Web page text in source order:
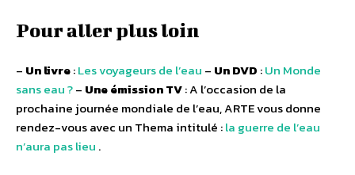
Pour aller plus loin
– Un livre:Les voyageurs de l’eau – Un DVD :Un Monde
sans eau ?– Une émission TV: A l’occasion de la
prochaine journée mondiale de l’eau, ARTE vous donne
rendez-vous avec un Thema intitulé :la guerre de l’eau
n’aura pas lieu .